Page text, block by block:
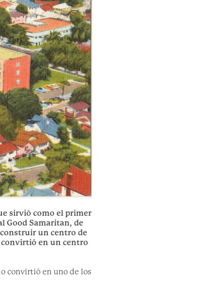
sirvió como el primer
Good Samaritan, de
construir un centro de
convirtió en un centro
convirtió en uno de los